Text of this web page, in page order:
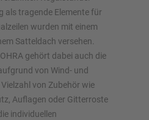
als tragende Elemente für
wurden mit einem
Satteldach versehen.
gehört dabei auch die
von Wind- und
von Zubehör wie
Auflagen oder Gitterroste
individuellen